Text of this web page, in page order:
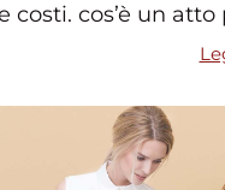
costi. cos’è un